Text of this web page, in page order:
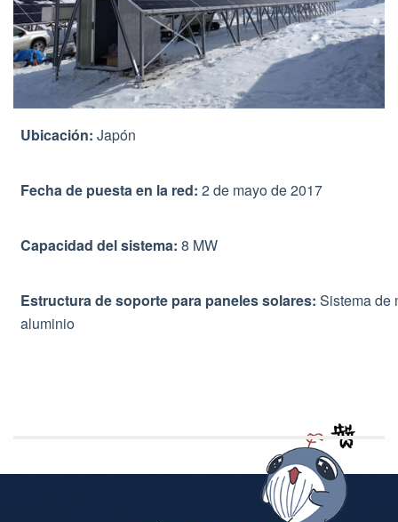
Ubicación:Japón
Fecha de puesta en la red:2 de mayo de 2017
Capacidad del sistema:8 MW
Estructura de soporte para paneles solares:Sistema de
aluminio